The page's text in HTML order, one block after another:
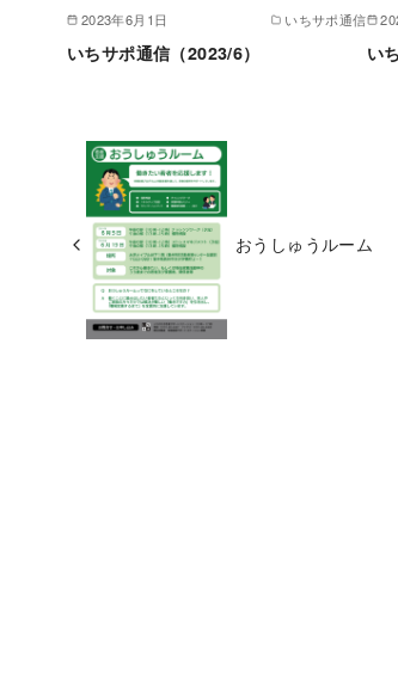
2023年6月1日 いちサポ通信
いちサポ通信（2023/6） い
おうしゅうルーム